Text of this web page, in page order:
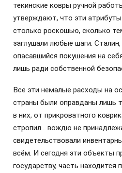
текинские ковры ручной
утверждают, что эти
столько роскошью, сколько
заглушали любые шаги.
опасавшийся покушения на
лишь ради собственной
Все эти немалые расходы на
страны были оправданы лишь
в них, от прикроватного
стропил… вождю не
свидетельствовали
всём. И сегодня эти объекты
государству, часть находится